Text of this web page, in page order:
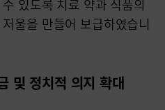
있도록 치료 약과 식품의
울을 만들어 보급하였습니
및 정치적 의지 확대